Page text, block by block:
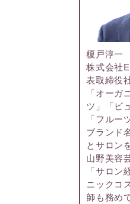
榎戸淳一
株式会社
表取締役
「オーガ
ツ」「ビ
「フルー
ブランド
とサロン
山野美容
「サロン
ニックコ
師も務め